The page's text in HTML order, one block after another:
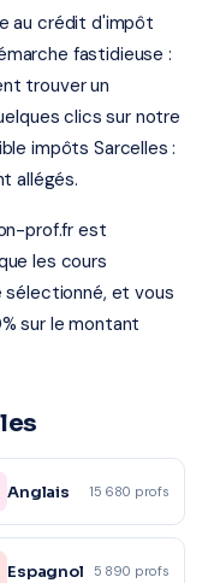
au crédit d'impôt
fastidieuse :
trouver un
clics sur notre
impôts Sarcelles :
allégés.
prof.fr est
les cours
sélectionné, et vous
sur le montant
Anglais 15 680 profs
Espagnol 5 890 profs